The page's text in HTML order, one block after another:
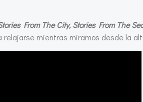
From The City, Stories From The
relajarse mientras miramos desde la